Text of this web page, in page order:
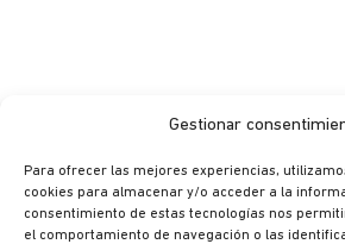
Gestionar
Para ofrecer las mejores experiencias,
cookies para almacenar y/o acceder a la
consentimiento de estas tecnologías nos
el comportamiento de navegación o las